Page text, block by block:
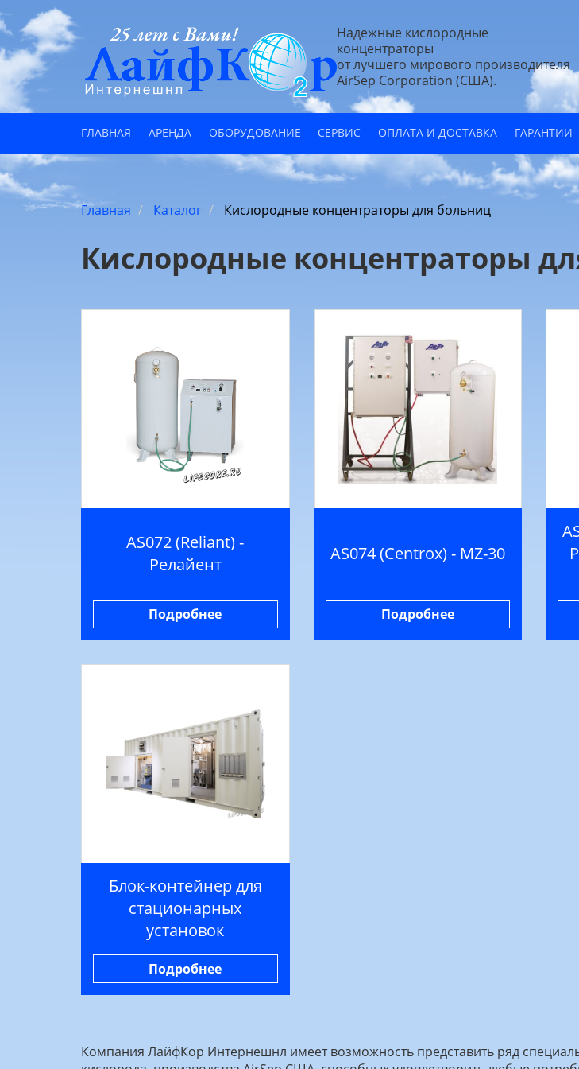
Надежные кислородные
концентраторы
от лучшего мирового производителя
AirSep Corporation (США).
ГЛАВНАЯ АРЕНДА ОБОРУДОВАНИЕ СЕРВИС ОПЛАТА И ДОСТАВКА ГАРАНТИИ
Главная Каталог Кислородные концентраторы для больниц
Кислородные концентраторы
AS072 (Reliant) -
Релайент
Подробнее
AS074 (Centrox) - MZ-30
Подробнее
Блок-контейнер для
стационарных
установок
Подробнее
Компания ЛайфКор Интернешнл имеет возможность представить ряд